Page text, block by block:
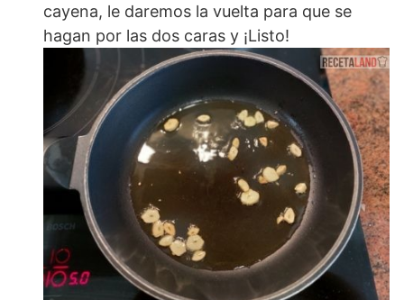
cayena, le daremos la vuelta para que se
hagan por las dos caras y ¡Listo!